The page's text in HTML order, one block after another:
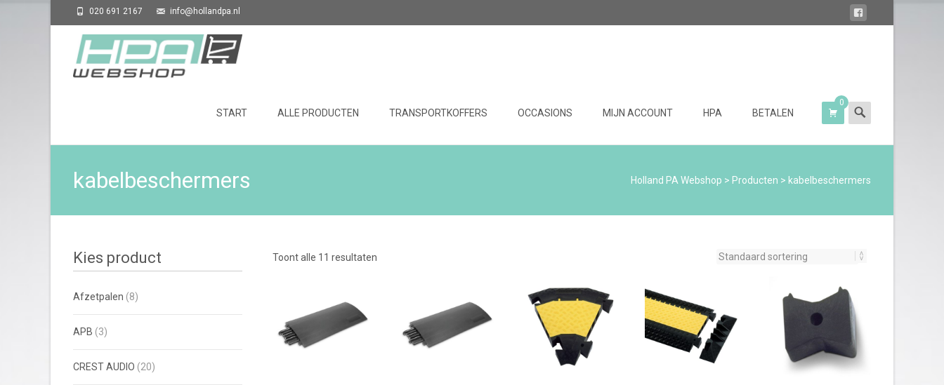
020 691 2167 info@hollandpa.nl
START ALLE PRODUCTEN TRANSPORTKOFFERS OCCASIONS MIJN ACCOUNT HPA BETALEN
0
Search
for:
kabelbeschermers Holland PA Webshop > Producten > kabelbeschermers
Toont alle 11 resultaten
Kies product
Afzetpalen (8)
APB (3)
CREST AUDIO (20)